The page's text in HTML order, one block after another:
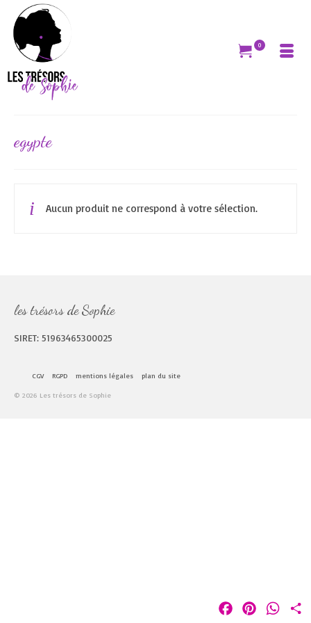
0
egypte
Aucun produit ne correspond à votre sélection.
les trésors de Sophie
SIRET: 51963465300025
CGV RGPD mentions légales plan du site
© 2026 Les trésors de Sophie
FacebookPinterest